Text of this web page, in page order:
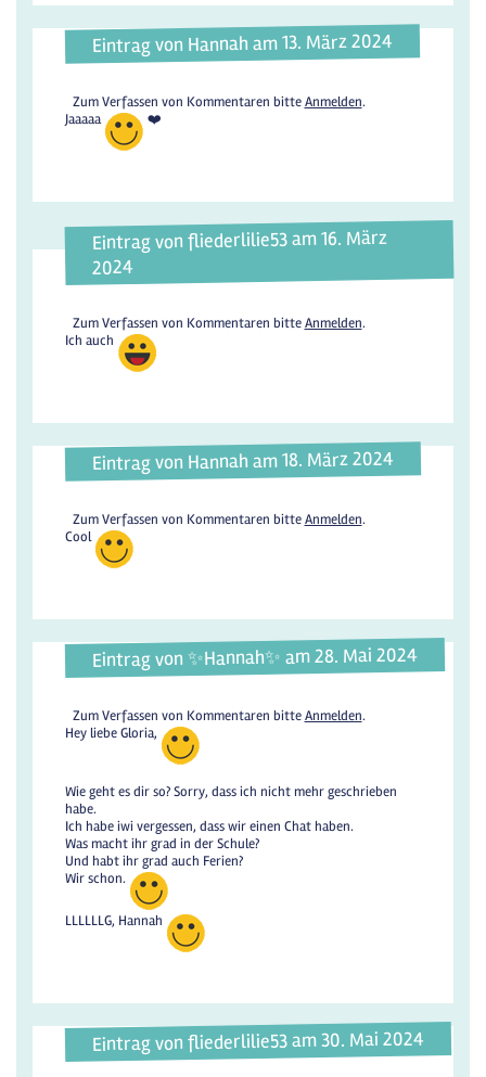
Eintrag von Hannah am 13. März 2024
Zum Verfassen von Kommentaren bitteAnmelden.
Jaaaaa
❤️
Eintrag von fliederlilie53 am 16. März
2024
Zum Verfassen von Kommentaren bitteAnmelden.
Ich auch
Eintrag von Hannah am 18. März 2024
Zum Verfassen von Kommentaren bitteAnmelden.
Cool
Eintrag von ✨️Hannah✨️ am 28. Mai 2024
Zum Verfassen von Kommentaren bitteAnmelden.
Hey liebe Gloria,
Wie geht es dir so? Sorry, dass ich nicht mehr geschrieben
habe.
Ich habe iwi vergessen, dass wir einen Chat haben.
Was macht ihr grad in der Schule?
Und habt ihr grad auch Ferien?
Wir schon.
LLLLLLG, Hannah
Eintrag von fliederlilie53 am 30. Mai 2024